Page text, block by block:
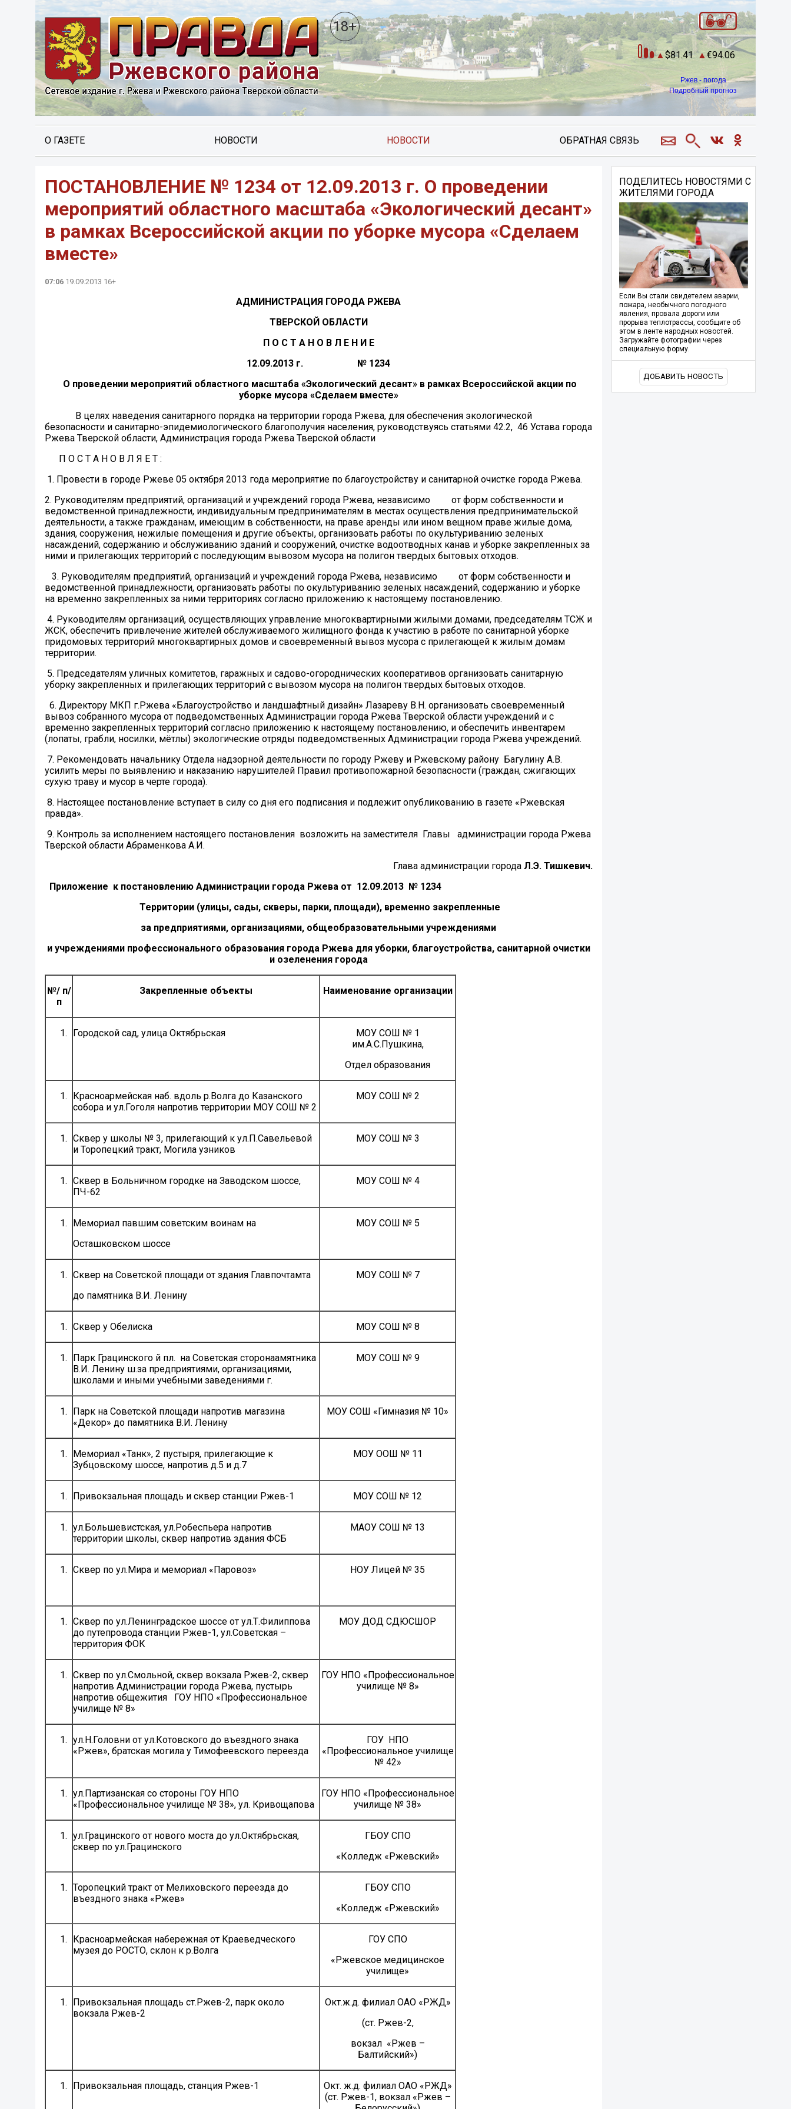
18+
81.41 94.06
Ржев - погода
Подробный прогноз
О ГАЗЕТЕ НОВОСТИ НОВОСТИ ОБРАТНАЯ СВЯЗЬ
ПОСТАНОВЛЕНИЕ № 1234 от 12.09.2013 г. О проведении
мероприятий областного масштаба «Экологический десант»
в рамках Всероссийской акции по уборке мусора «Сделаем
вместе»
07:06 19.09.2013 16+
АДМИНИСТРАЦИЯ ГОРОДА РЖЕВА
ТВЕРСКОЙ ОБЛАСТИ
П О С Т А Н О В Л Е Н И Е
12.09.2013 г. № 1234
О проведении мероприятий областного масштаба «Экологический десант» в рамках Всероссийской акции по
уборке мусора «Сделаем вместе»
В целях наведения санитарного порядка на территории города Ржева, для обеспечения экологической
безопасности и санитарно-эпидемиологического благополучия населения, руководствуясь статьями 42.2, 46 Устава города
Ржева Тверской области, Администрация города Ржева Тверской области
П О С Т А Н О В Л Я Е Т :
1. Провести в городе Ржеве 05 октября 2013 года мероприятие по благоустройству и санитарной очистке города Ржева.
2. Руководителям предприятий, организаций и учреждений города Ржева, независимо от форм собственности и
ведомственной принадлежности, индивидуальным предпринимателям в местах осуществления предпринимательской
деятельности, а также гражданам, имеющим в собственности, на праве аренды или ином вещном праве жилые дома,
здания, сооружения, нежилые помещения и другие объекты, организовать работы по окультуриванию зеленых
насаждений, содержанию и обслуживанию зданий и сооружений, очистке водоотводных канав и уборке закрепленных за
ними и прилегающих территорий с последующим вывозом мусора на полигон твердых бытовых отходов.
3. Руководителям предприятий, организаций и учреждений города Ржева, независимо от форм собственности и
ведомственной принадлежности, организовать работы по окультуриванию зеленых насаждений, содержанию и уборке
на временно закрепленных за ними территориях согласно приложению к настоящему постановлению.
4. Руководителям организаций, осуществляющих управление многоквартирными жилыми домами, председателям ТСЖ и
ЖСК, обеспечить привлечение жителей обслуживаемого жилищного фонда к участию в работе по санитарной уборке
придомовых территорий многоквартирных домов и своевременный вывоз мусора с прилегающей к жилым домам
территории.
5. Председателям уличных комитетов, гаражных и садово-огороднических кооперативов организовать санитарную
уборку закрепленных и прилегающих территорий с вывозом мусора на полигон твердых бытовых отходов.
6. Директору МКП г.Ржева «Благоустройство и ландшафтный дизайн» Лазареву В.Н. организовать своевременный
вывоз собранного мусора от подведомственных Администрации города Ржева Тверской области учреждений и с
временно закрепленных территорий согласно приложению к настоящему постановлению, и обеспечить инвентарем
(лопаты, грабли, носилки, мётлы) экологические отряды подведомственных Администрации города Ржева учреждений.
7. Рекомендовать начальнику Отдела надзорной деятельности по городу Ржеву и Ржевскому району Багулину А.В.
усилить меры по выявлению и наказанию нарушителей Правил противопожарной безопасности (граждан, сжигающих
сухую траву и мусор в черте города).
8. Настоящее постановление вступает в силу со дня его подписания и подлежит опубликованию в газете «Ржевская
правда».
9. Контроль за исполнением настоящего постановления возложить на заместителя Главы администрации города Ржева
Тверской области Абраменкова А.И.
Глава администрации города Л.Э. Тишкевич.
Приложение к постановлению Администрации города Ржева от 12.09.2013 № 1234
Территории (улицы, сады, скверы, парки, площади), временно закрепленные
за предприятиями, организациями, общеобразовательными учреждениями
и учреждениями профессионального образования города Ржева для уборки, благоустройства, санитарной очистки
и озеленения города
№/ п/
п
Закрепленные объекты Наименование организации
Городской сад, улица Октябрьская
МОУ СОШ № 1
им.А.С.Пушкина,
Отдел образования
Красноармейская наб. вдоль р.Волга до Казанского
собора и ул.Гоголя напротив территории МОУ СОШ № 2
МОУ СОШ № 2
Сквер у школы № 3, прилегающий к ул.П.Савельевой
и Торопецкий тракт, Могила узников
МОУ СОШ № 3
Сквер в Больничном городке на Заводском шоссе,
ПЧ-62
МОУ СОШ № 4
Мемориал павшим советским воинам на
Осташковском шоссе
МОУ СОШ № 5
Сквер на Советской площади от здания Главпочтамта
до памятника В.И. Ленину
МОУ СОШ № 7
Сквер у Обелиска МОУ СОШ № 8
Парк Грацинского й пл. на Советская сторонаамятника
В.И. Ленину ш.за предприятиями, организациями,
школами и иными учебными заведениями г.
МОУ СОШ № 9
Парк на Советской площади напротив магазина
«Декор» до памятника В.И. Ленину
МОУ СОШ «Гимназия № 10»
Мемориал «Танк», 2 пустыря, прилегающие к
Зубцовскому шоссе, напротив д.5 и д.7
МОУ ООШ № 11
Привокзальная площадь и сквер станции Ржев-1 МОУ СОШ № 12
ул.Большевистская, ул.Робеспьера напротив
территории школы, сквер напротив здания ФСБ
МАОУ СОШ № 13
Сквер по ул.Мира и мемориал «Паровоз» НОУ Лицей № 35
Сквер по ул.Ленинградское шоссе от ул.Т.Филиппова
до путепровода станции Ржев-1, ул.Советская –
территория ФОК
МОУ ДОД СДЮСШОР
Сквер по ул.Смольной, сквер вокзала Ржев-2, сквер
напротив Администрации города Ржева, пустырь
напротив общежития ГОУ НПО «Профессиональное
училище № 8»
ГОУ НПО «Профессиональное
училище № 8»
ул.Н.Головни от ул.Котовского до въездного знака
«Ржев», братская могила у Тимофеевского переезда
ГОУ НПО
«Профессиональное училище
№ 42»
ул.Партизанская со стороны ГОУ НПО
«Профессиональное училище № 38», ул. Кривощапова
ГОУ НПО «Профессиональное
училище № 38»
ул.Грацинского от нового моста до ул.Октябрьская,
сквер по ул.Грацинского
ГБОУ СПО
«Колледж «Ржевский»
Торопецкий тракт от Мелиховского переезда до
въездного знака «Ржев»
ГБОУ СПО
«Колледж «Ржевский»
Красноармейская набережная от Краеведческого
музея до РОСТО, склон к р.Волга
ГОУ СПО
«Ржевское медицинское
училище»
Привокзальная площадь ст.Ржев-2, парк около
вокзала Ржев-2
Окт.ж.д. филиал ОАО «РЖД»
(ст. Ржев-2,
вокзал «Ржев –
Балтийский»)
Привокзальная площадь, станция Ржев-1
Окт. ж.д. филиал ОАО «РЖД»
(ст. Ржев-1, вокзал «Ржев –
ПОДЕЛИТЕСЬ НОВОСТЯМИ С
ЖИТЕЛЯМИ ГОРОДА
Если Вы стали свидетелем аварии,
пожара, необычного погодного
явления, провала дороги или
прорыва теплотрассы, сообщите об
этом в ленте народных новостей.
Загружайте фотографии через
специальную форму.
ДОБАВИТЬ НОВОСТЬ